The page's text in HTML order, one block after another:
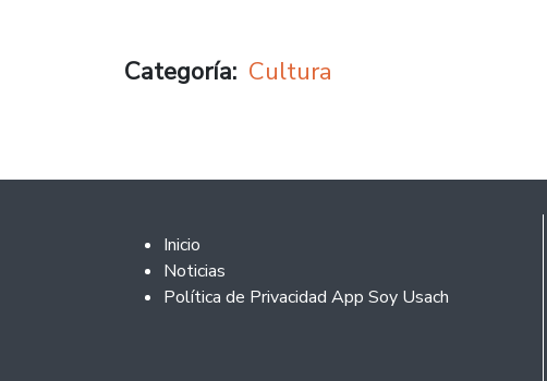
Categoría Cultura
Footer 2
Inicio
Noticias
Política de Privacidad App Soy Usach